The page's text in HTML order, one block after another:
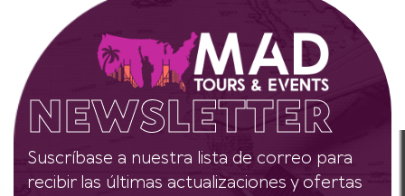
NEWSLETTER
Suscríbase a nuestra lista de correo para
recibir las últimas actualizaciones y ofertas